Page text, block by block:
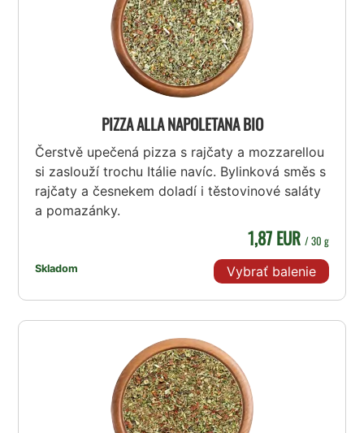
PIZZA ALLA NAPOLETANA BIO
Čerstvě upečená pizza s rajčaty a mozzarellou
si zaslouží trochu Itálie navíc. Bylinková směs s
rajčaty a česnekem doladí i těstovinové saláty
a pomazánky.
Skladom
1,87 EUR / 30 g
Vybrať balenie